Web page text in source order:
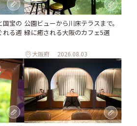
国宝の
れる週
公園ビューから川床テラスまで。
緑に癒される大阪のカフェ5選
大阪府 2026.08.03